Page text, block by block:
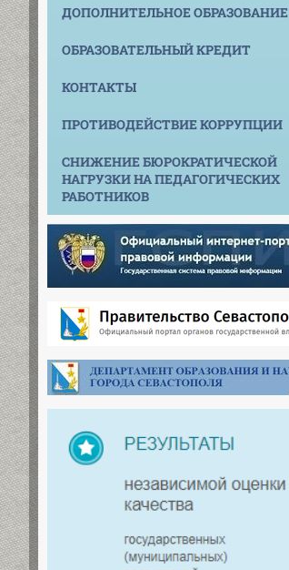
ДОПОЛНИТЕЛЬНОЕ ОБРАЗОВАНИЕ
ОБРАЗОВАТЕЛЬНЫЙ КРЕДИТ
КОНТАКТЫ
ПРОТИВОДЕЙСТВИЕ КОРРУПЦИИ
СНИЖЕНИЕ БЮРОКРАТИЧЕСКОЙ
НАГРУЗКИ НА ПЕДАГОГИЧЕСКИХ
РАБОТНИКОВ